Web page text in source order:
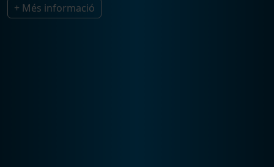
+ Més informació